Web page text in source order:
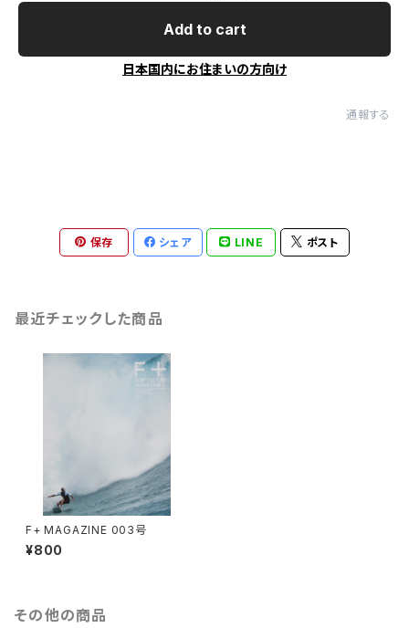
Add to cart
日本国内にお住まいの方向け
通報する
保存 シェア LINE ポスト
最近チェックした商品
F+ MAGAZINE 003号
¥800
その他の商品